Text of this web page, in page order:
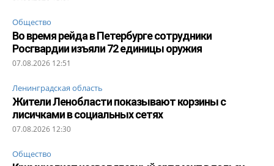
Общество
Во время рейда в Петербурге сотрудники
Росгвардии изъяли 72 единицы оружия
07.08.2026 12:51
Ленинградская область
Жители Ленобласти показывают корзины с
лисичками в социальных сетях
07.08.2026 12:30
Общество